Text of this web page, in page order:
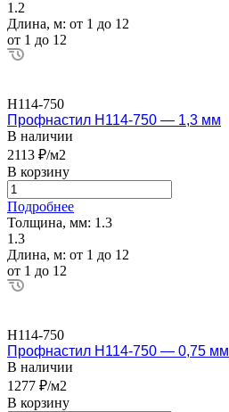
1.2
Длина, м: от 1 до 12
от 1 до 12
Н114-750
Профнастил Н114-750 — 1,3 мм
В наличии
2113 ₽/м2
В корзину
Подробнее
Толщина, мм: 1.3
1.3
Длина, м: от 1 до 12
от 1 до 12
Н114-750
Профнастил Н114-750 — 0,75 мм
В наличии
1277 ₽/м2
В корзину